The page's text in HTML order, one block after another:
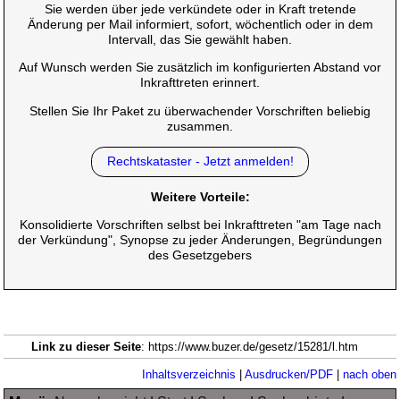
Sie werden über jede verkündete oder in Kraft tretende
Änderung per Mail informiert, sofort, wöchentlich oder in dem
Intervall, das Sie gewählt haben.
Auf Wunsch werden Sie zusätzlich im konfigurierten Abstand vor
Inkrafttreten erinnert.
Stellen Sie Ihr Paket zu überwachender Vorschriften beliebig
zusammen.
Rechtskataster - Jetzt anmelden!
Weitere Vorteile:
Konsolidierte Vorschriften selbst bei Inkrafttreten "am Tage nach
der Verkündung", Synopse zu jeder Änderungen, Begründungen
des Gesetzgebers
Link zu dieser Seite: https://www.buzer.de/gesetz/15281/l.htm
Inhaltsverzeichnis Ausdrucken/PDF| nach oben